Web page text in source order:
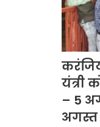
यंत्री
– 5
अगस्त